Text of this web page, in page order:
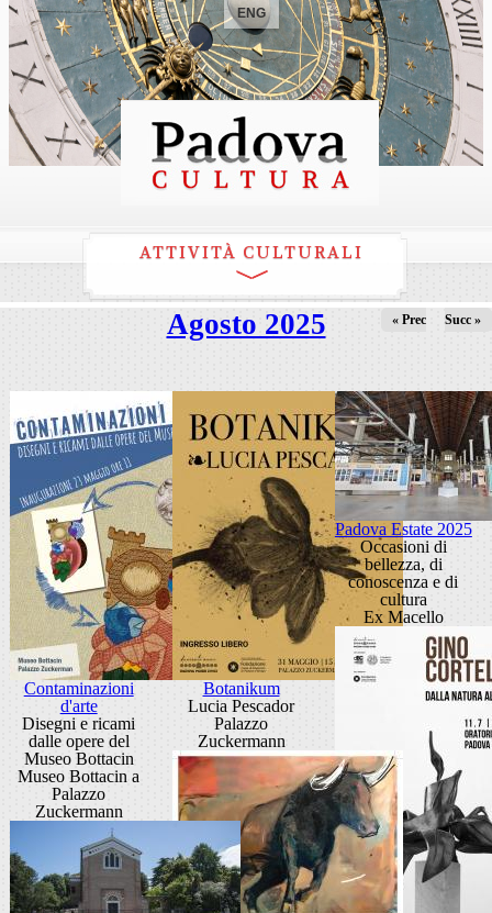
ENG
ATTIVITÀ CULTURALI
Agosto 2025 « Prec Succ »
Contaminazioni
d'arte
Disegni e ricami
dalle opere del
Museo Bottacin
Museo Bottacin a
Palazzo
Zuckermann
Botanikum
Lucia Pescador
Palazzo
Zuckermann
Padova Estate 2025
Occasioni di
bellezza, di
conoscenza e di
cultura
Ex Macello